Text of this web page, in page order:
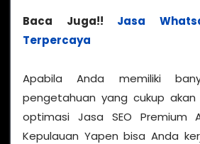
Baca Juga!! Jasa
Terpercaya
Apabila Anda memiliki
pengetahuan yang cukup akan
optimasi Jasa SEO Premium
Kepulauan Yapen bisa Anda